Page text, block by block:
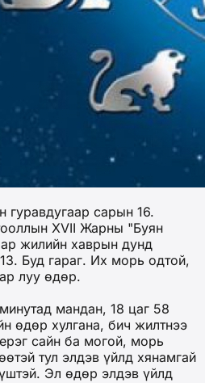
сарын 16.
XVII Жарны "Буян
жилийн хаврын дунд
Буд гараг. Их морь одтой,
луу өдөр.
мандан, 18 цаг 58
өдөр хулгана, бич жилтнээ
сайн ба могой, морь
тул элдэв үйлд хянамгай
Эл өдөр элдэв үйлд